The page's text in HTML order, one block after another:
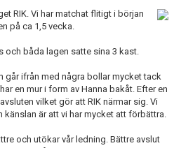
RIK. Vi har matchat flitigt i början
på ca 1,5 vecka.
båda lagen satte sina 3 kast.
går ifrån med några bollar mycket tack
en mur i form av Hanna bakåt. Efter en
vilket gör att RIK närmar sig. Vi
känslan är att vi har mycket att förbättra.
och utökar vår ledning. Bättre avslut